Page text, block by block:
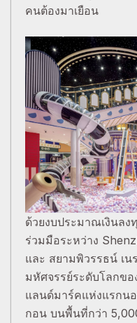
คนต้องมาเยือน
ด้วยงบประมาณเงินล
ร่วมมือระหว่าง
และ สยามพิวรรธน์ เ
มหัศจรรย์ระดับโลกข
แลนด์มาร์คแห่งแรกน
กอน บนพื้นที่กว่า